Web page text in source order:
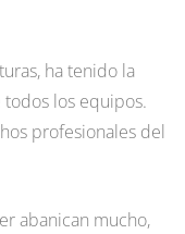
ha tenido la
los equipos.
profesionales del
abanican mucho,